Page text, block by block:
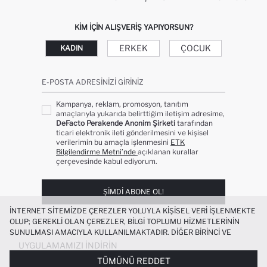
KIM IÇIN ALIŞVERIŞ YAPIYORSUN?
KADIN ERKEK ÇOCUK
E-POSTA ADRESINIZI GIRINIZ
Kampanya, reklam, promosyon, tanıtım
amaçlarıyla yukarıda belirttiğim iletişim adresime,
DeFacto Perakende Anonim Şirketi tarafından
ticari elektronik ileti gönderilmesini ve kişisel
verilerimin bu amaçla işlenmesini ETK
Bilgilendirme Metni’nde açıklanan kurallar
çerçevesinde kabul ediyorum.
ŞIMDI ABONE OL!
UYGULAMAMIZI İNDIRIN
İNTERNET SITEMIZDE ÇEREZLER YOLUYLA KIŞISEL VERI IŞLENMEKTE
OLUP; GEREKLI OLAN ÇEREZLER, BILGI TOPLUMU HIZMETLERININ
SUNULMASI AMACIYLA KULLANILMAKTADIR. DIĞER BIRINCI VE
ÜÇÜNCÜ TARAF ÇEREZLER ISE SIZE DAHA IYI BIR ALIŞVERIŞ
DENEYIMI SUNULABILMESI, SITEMIZIN DAHA IŞLEVSEL KILINMASI VE
KIŞISELLEŞTIRMESI VE AÇIK RIZA VERMENIZ HALINDE, SIZLERE
TÜMÜNÜ REDDET